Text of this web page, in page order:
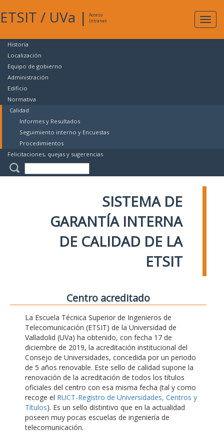
ETSIT / UVa |
Acceso
Intranet
Historia
Localización
Equipo de gobierno
Administración
Edificio
Normativa
Calidad
Informes y Resultados
Seguimiento interno y Encuestas
Procedimientos
Felicitaciones, quejas y sugerencias
SISTEMA DE
GARANTÍA INTERNA
DE CALIDAD DE LA
ETSIT
Centro acreditado
La Escuela Técnica Superior de Ingenieros de
Telecomunicación (ETSIT) de la Universidad de
Valladolid (UVa) ha obtenido, con fecha 17 de
diciembre de 2019, la acreditación institucional del
Consejo de Universidades, concedida por un periodo
de 5 años renovable. Este sello de calidad supone la
renovación de la acreditación de todos los títulos
oficiales del centro con esa misma fecha (tal y como
recoge el RUCT-Registro de Universidades, Centros y
Títulos). Es un sello distintivo que en la actualidad
poseen muy pocas escuelas de ingeniería de
telecomunicación.